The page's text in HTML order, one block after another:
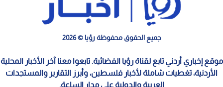
جميع الحقوق محفوظة رؤيا © 2026
موقع إخباري أردني تابع لقناة رؤيا الفضائية. تابعوا معنا آخر الأخبار المحلية
الأردنية، تغطيات شاملة لأخبار فلسطين، وأبرز التقارير والمستجدات
العربية والدولية على مدار الساعة.